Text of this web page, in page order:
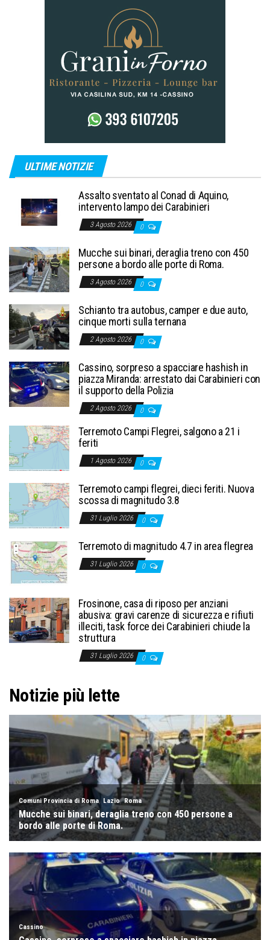
ULTIME NOTIZIE
Assalto sventato al Conad di Aquino,
intervento lampo dei Carabinieri
3 Agosto 2026 0
Mucche sui binari, deraglia treno con 450
persone a bordo alle porte di Roma.
3 Agosto 2026 0
Schianto tra autobus, camper e due auto,
cinque morti sulla ternana
2 Agosto 2026 0
Cassino, sorpreso a spacciare hashish in
piazza Miranda: arrestato dai Carabinieri con
il supporto della Polizia
2 Agosto 2026 0
Terremoto Campi Flegrei, salgono a 21 i
feriti
1 Agosto 2026 0
Terremoto campi flegrei, dieci feriti. Nuova
scossa di magnitudo 3.8
31 Luglio 2026 0
Terremoto di magnitudo 4.7 in area flegrea
31 Luglio 2026 0
Frosinone, casa di riposo per anziani
abusiva: gravi carenze di sicurezza e rifiuti
illeciti, task force dei Carabinieri chiude la
struttura
31 Luglio 2026 0
Notizie più lette